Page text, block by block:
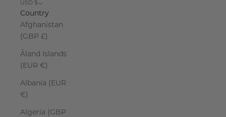
USD $
Country
Afghanistan
(GBP £)
Åland Islands
(EUR €)
Albania (EUR
€)
Algeria (GBP